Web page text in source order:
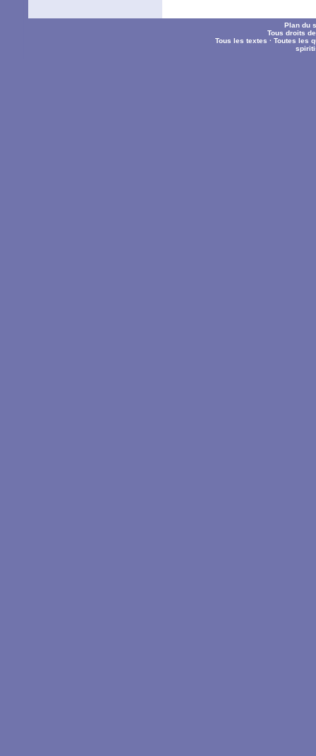
Plan du
Tous droits
Tous les textes ·Toutes les